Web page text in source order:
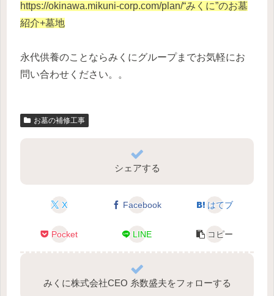
https://okinawa.mikuni-corp.com/plan/“みくに”のお墓
紹介+墓地
永代供養のことならみくにグループまでお気軽にお
問い合わせください。。
お墓の補修工事
シェアする
X Facebook はてブ
Pocket LINE コピー
みくに株式会社CEO 糸数盛夫をフォローする